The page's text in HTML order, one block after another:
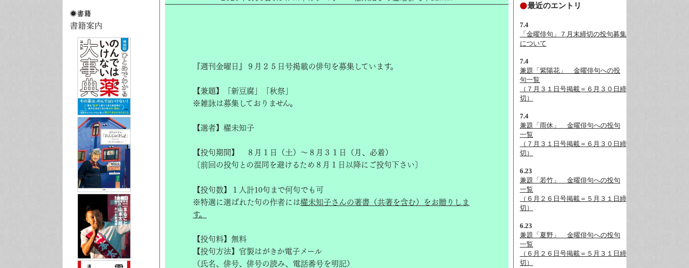
『週刊金曜日』９月２５日号掲載の俳句を募集しています。
【兼題】「新豆腐」「秋祭」
※雑詠は募集しておりません。
【選者】櫂未知子
【投句期間】 ８月１日（土）～８月３１日（月、必着）
〔前回の投句との混同を避けるため８月１日以降にご投句下さい〕
【投句数】１人計10句まで何句でも可
※特選に選ばれた句の作者には櫂未知子さんの著書（共著を含む）をお贈りしま
す。
【投句料】無料
【投句方法】官製はがきか電子メール
（氏名、俳号、俳号の読み、電話番号を明記）
最近のエントリ
7.4
「金曜俳句」７月末締切の投句募集
について
7.4
兼題「紫陽花」__金曜俳句への投
句一覧
（７月３１日号掲載＝６月３０日締
切）
7.4
兼題「雨休」__金曜俳句への投句
一覧
（７月３１日号掲載＝６月３０日締
切）
6.23
兼題「若竹」__金曜俳句への投句
一覧
（６月２６日号掲載＝５月３１日締
切）
6.23
兼題「夏野」__金曜俳句への投句
一覧
（６月２６日号掲載＝５月３１日締
切）